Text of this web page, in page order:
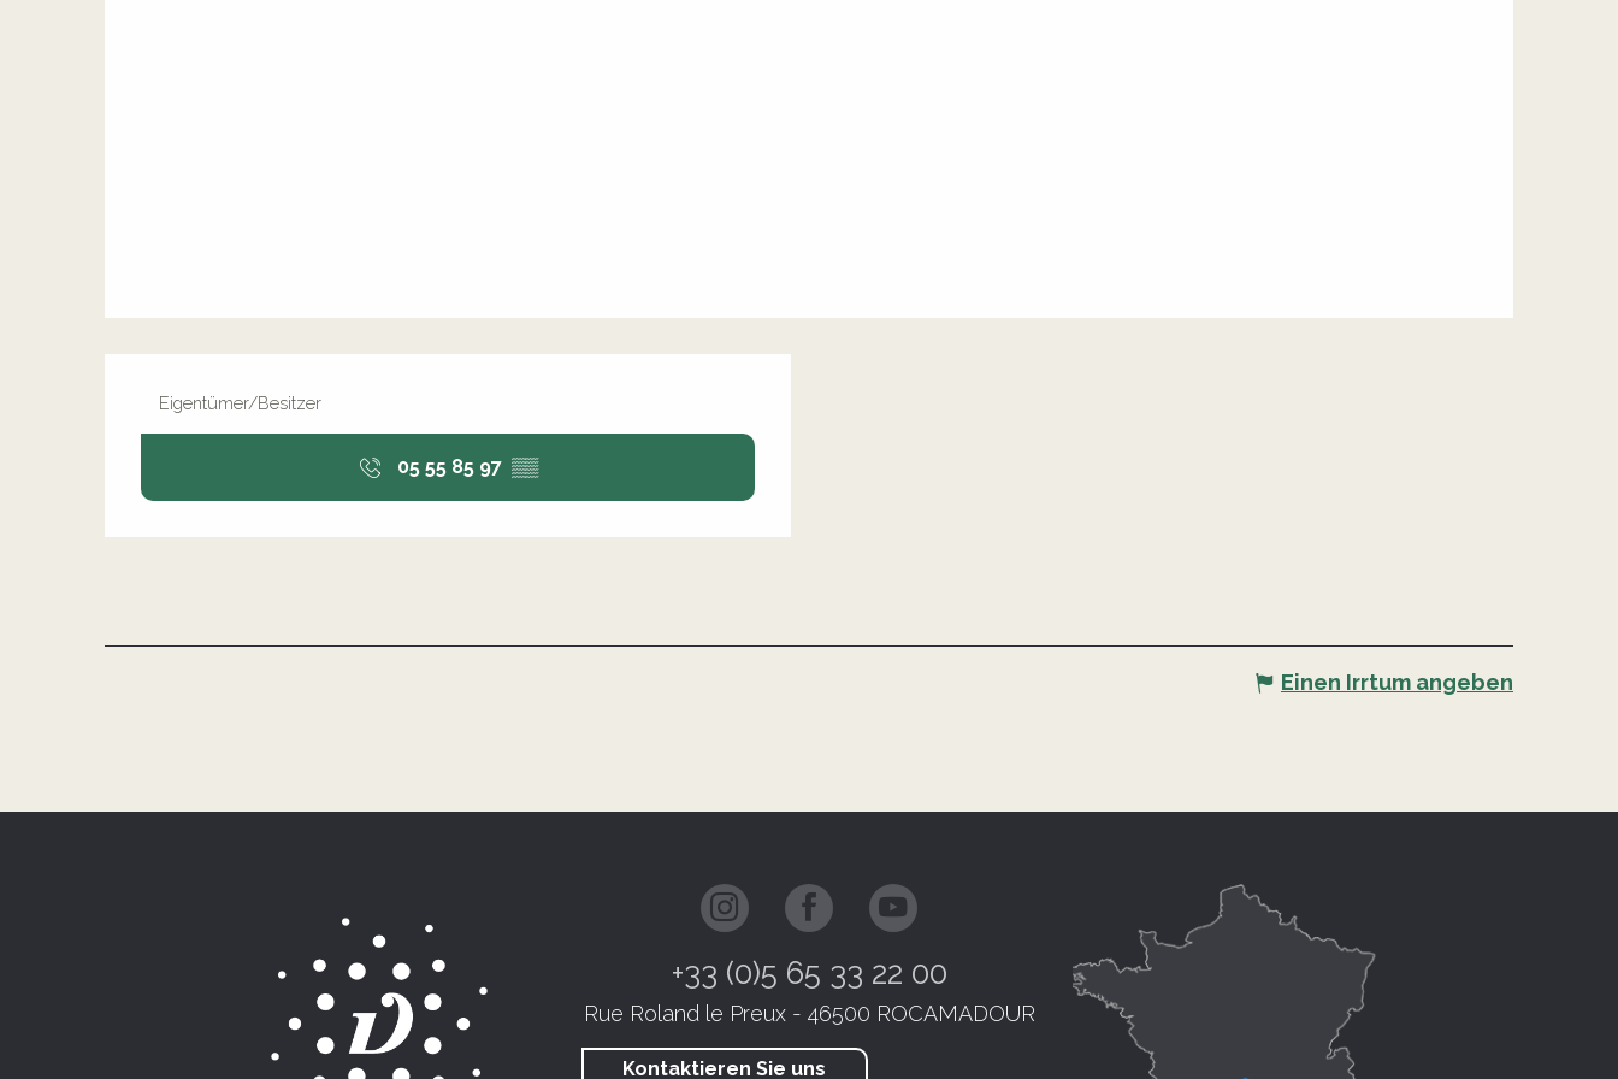
Eigentümer/Besitzer
05 55 85 97 ▒▒
Einen Irrtum angeben
+33 (0)5 65 33 22 00
Rue Roland le Preux - 46500 ROCAMADOUR
Kontaktieren Sie uns